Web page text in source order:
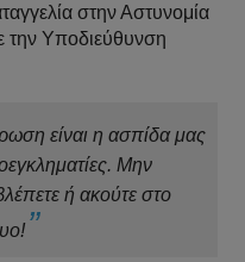
στην Αστυνομία
την Υποδιεύθυνση
είναι η ασπίδα μας
Μην
ή ακούτε στο